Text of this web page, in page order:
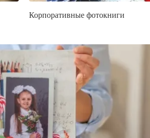
Корпоративные фотокниги